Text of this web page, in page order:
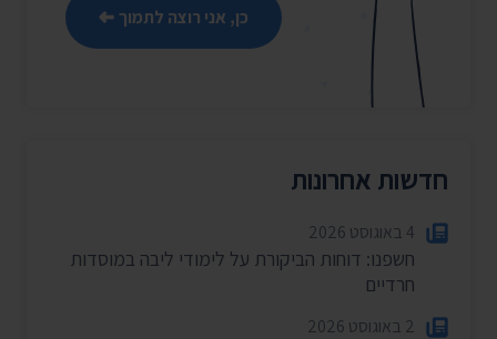
כן, אני רוצה לתמוך
חדשות אחרונות
4 באוגוסט 2026
חשפנו: דוחות הביקורת על לימודי ליבה במוסדות
חרדיים
2 באוגוסט 2026